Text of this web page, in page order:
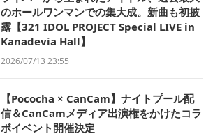
のホールワンマンでの集大成。新曲も初披
露【321 IDOL PROJECT Special LIVE in
Kanadevia Hall】
2026/07/13 23:55
【Pococha × CanCam】ナイトプール配
信＆CanCamメディア出演権をかけたコラ
ボイベント開催決定